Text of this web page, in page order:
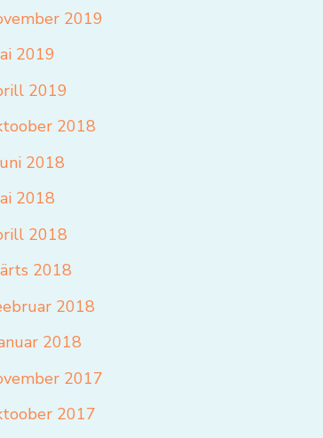
2019
2019
2019
2018
2018
2018
2018
2018
2018
2018
2017
2017